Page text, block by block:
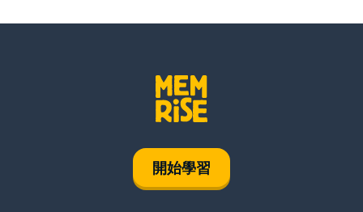
開始學習